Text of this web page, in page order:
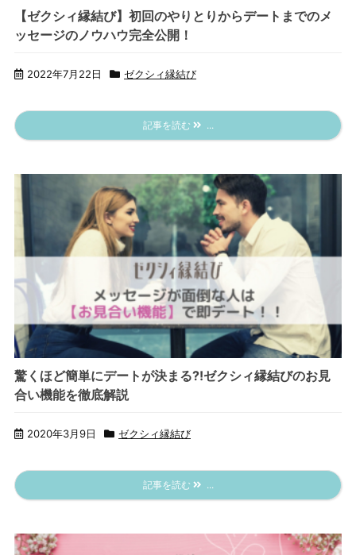
【ゼクシィ縁結び】初回のやりとりからデートまでのメ
ッセージのノウハウ完全公開！
2022年7月22日 ゼクシィ縁結び
記事を読む ...
驚くほど簡単にデートが決まる?!ゼクシィ縁結びのお見
合い機能を徹底解説
2020年3月9日 ゼクシィ縁結び
記事を読む ...